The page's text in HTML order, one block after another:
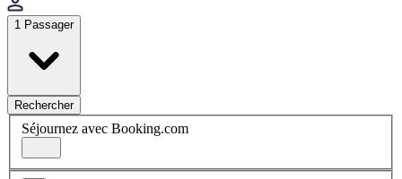
1 Passager
Rechercher
Séjournez avec Booking.com